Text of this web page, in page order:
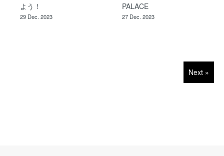
よう！
29 Dec. 2023
PALACE
27 Dec. 2023
Next »